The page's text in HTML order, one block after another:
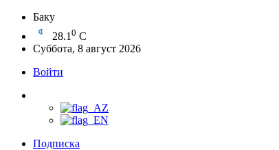
Баку
28.1 0 C
Суббота, 8 август 2026
Войти
Подписка